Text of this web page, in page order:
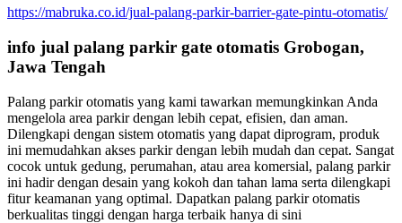
https://mabruka.co.id/jual-palang-parkir-barrier-gate-pintu-otomatis/
info jual palang parkir gate otomatis Grobogan,
Jawa Tengah
Palang parkir otomatis yang kami tawarkan memungkinkan Anda
mengelola area parkir dengan lebih cepat, efisien, dan aman.
Dilengkapi dengan sistem otomatis yang dapat diprogram, produk
ini memudahkan akses parkir dengan lebih mudah dan cepat. Sangat
cocok untuk gedung, perumahan, atau area komersial, palang parkir
ini hadir dengan desain yang kokoh dan tahan lama serta dilengkapi
fitur keamanan yang optimal. Dapatkan palang parkir otomatis
berkualitas tinggi dengan harga terbaik hanya di sini